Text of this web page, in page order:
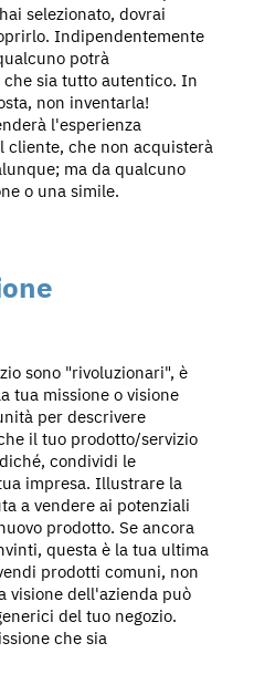
selezionato, dovrai
Indipendentemente
potrà
sia tutto autentico. In
non inventarla!
l'esperienza
che non acquisterà
ma da qualcuno
o una simile.
sono "rivoluzionari", è
tua missione o visione
per descrivere
il tuo prodotto/servizio
condividi le
impresa. Illustrare la
a vendere ai potenziali
prodotto. Se ancora
questa è la tua ultima
prodotti comuni, non
visione dell'azienda può
del tuo negozio.
che sia